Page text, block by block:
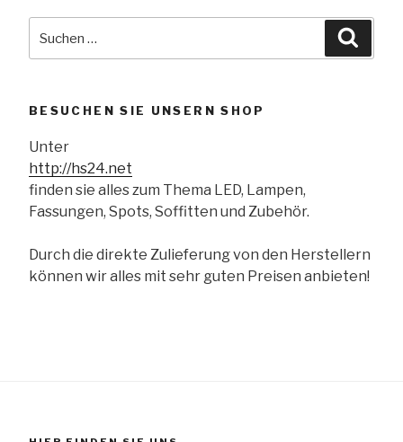
nach:
BESUCHEN SIE UNSERN SHOP
Unter
http://hs24.net
finden sie alles zum Thema LED, Lampen,
Fassungen, Spots, Soffitten und Zubehör.
Durch die direkte Zulieferung von den Herstellern
können wir alles mit sehr guten Preisen anbieten!